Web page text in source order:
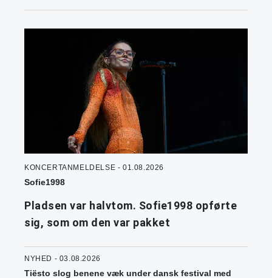
KONCERTANMELDELSE - 01.08.2026
Sofie1998
Pladsen var halvtom. Sofie1998 opførte
sig, som om den var pakket
NYHED - 03.08.2026
Tiësto slog benene væk under dansk festival med